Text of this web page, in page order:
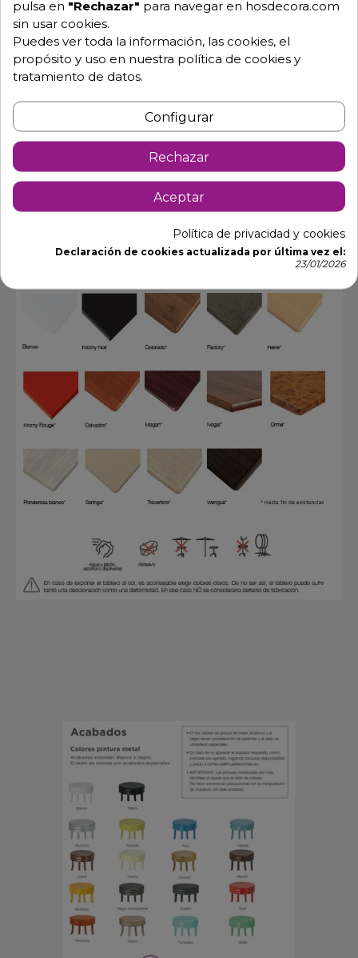
pulsa en "Rechazar" para navegar en hosdecora.com
sin usar cookies.
Puedes ver toda la información, las cookies, el
propósito y uso en nuestra política de cookies y
tratamiento de datos.
Configurar
Rechazar
Aceptar
Política de privacidad y cookies
Declaración de cookies actualizada por última vez el:
23/01/2026